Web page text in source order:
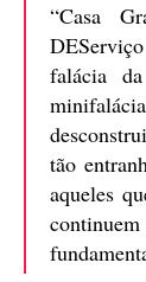
“Casa
falácia
tão
aqueles